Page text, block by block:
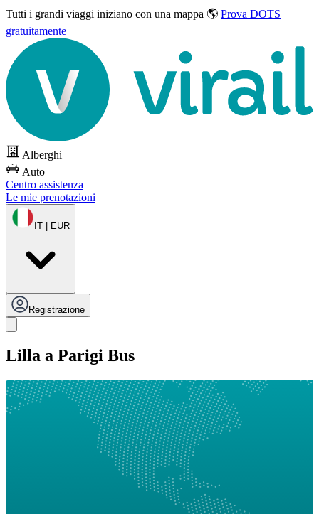
Tutti i grandi viaggi iniziano con una mappa 🌎 Prova DOTS
gratuitamente
Alberghi
Auto
Centro assistenza
Le mie prenotazioni
IT | EUR
Registrazione
Lilla a Parigi Bus